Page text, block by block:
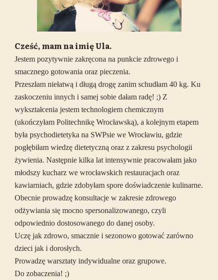
Cześć, mam na imię Ula.
Jestem pozytywnie zakręcona na punkcie zdrowego i
smacznego gotowania oraz pieczenia.
Przeszłam niełatwą i długą drogę zanim schudłam 40 kg. Ku
zaskoczeniu innych i samej sobie dałam radę! ;) Z
wykształcenia jestem technologiem chemicznym
(ukończyłam Politechnikę Wrocławską), a kolejnym etapem
była psychodietetyka na SWPsie we Wrocławiu, gdzie
pogłębiłam wiedzę dietetyczną oraz z zakresu psychologii
żywienia. Następnie kilka lat intensywnie pracowałam jako
młodszy kucharz we wrocławskich restauracjach oraz
kawiarniach, gdzie zdobyłam spore doświadczenie kulinarne.
Obecnie prowadzę konsultacje w zakresie zdrowego
odżywiania się mocno spersonalizowanego, czyli
odpowiednio dostosowanego do danej osoby.
Uczę jak zdrowo, smacznie i sezonowo gotować zarówno
dzieci jak i dorosłych.
Prowadzę warsztaty indywidualne oraz grupowe.
Do zobaczenia! ;)